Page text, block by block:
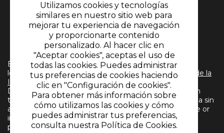
MIEMBRO DE
El uso de este sitio web implica la aceptación de
los
Términos y condicionesy Políticas de Tratamiento de la
Información de CARACOL TELEVISIÓN S.A. Todos los
Derechos Reservados D.R.A. Prohibida su reproducción
total o parcial, así como su traducción a cualquier idioma sin
autorización escrita de su titular. Reproduction in whole or
in part, or translation without written permission is
prohibited. All rights reserved 2024.
Utilizamos cookies y tecnologías
similares en nuestro sitio web para
mejorar tu experiencia de navegación
y proporcionarte contenido
personalizado. Al hacer clic en
"Aceptar cookies", aceptas el uso de
todas las cookies. Puedes administrar
tus preferencias de cookies haciendo
clic en "Configuración de cookies".
Para obtener más información sobre
cómo utilizamos las cookies y cómo
puedes administrar tus preferencias,
consulta nuestra Política de Cookies.